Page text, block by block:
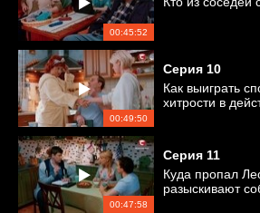
00:45:52
00:49:50
Серия 10
Как выиграть
хитрости в
00:47:58
Серия 11
Куда пропал
разыскивают